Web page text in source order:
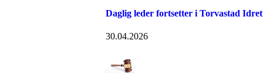
Daglig leder fortsetter i Torvastad
30.04.2026